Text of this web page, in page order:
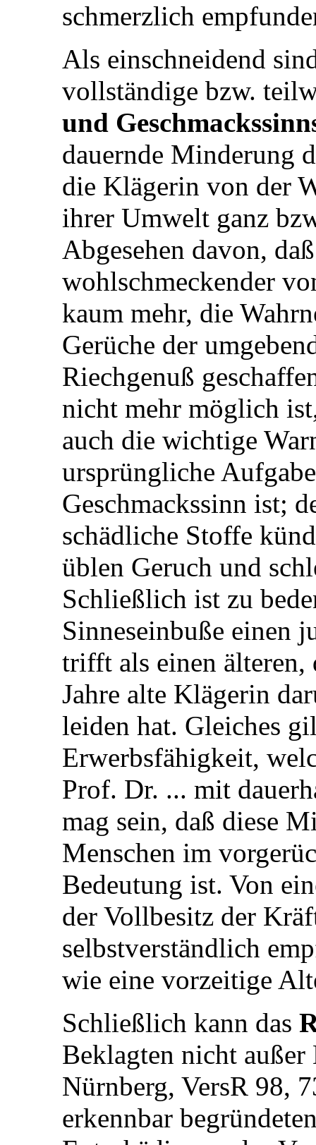
schmerzlich
Als einschneidend
vollständige bzw.
und
dauernde Minderung
die Klägerin von der
ihrer Umwelt ganz
Abgesehen davon,
wohlschmeckender
kaum mehr, die
Gerüche der
Riechgenuß
nicht mehr möglich
auch die wichtige
ursprüngliche
Geschmackssinn ist;
schädliche Stoffe
üblen Geruch und
Schließlich ist zu
Sinneseinbuße einen
trifft als einen
Jahre alte Klägerin
leiden hat. Gleiches
Erwerbsfähigkeit,
Prof. Dr. ... mit
mag sein, daß diese
Menschen im
Bedeutung ist. Von
der Vollbesitz der
selbstverständlich
wie eine vorzeitige
Schließlich kann das
Beklagten nicht
Nürnberg, VersR 98,
erkennbar